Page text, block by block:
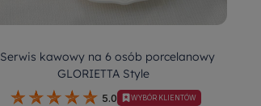
Serwis kawowy na 6 osób porcelanowy
GLORIETTA Style
5.0 WYBÓR KLIENTÓW